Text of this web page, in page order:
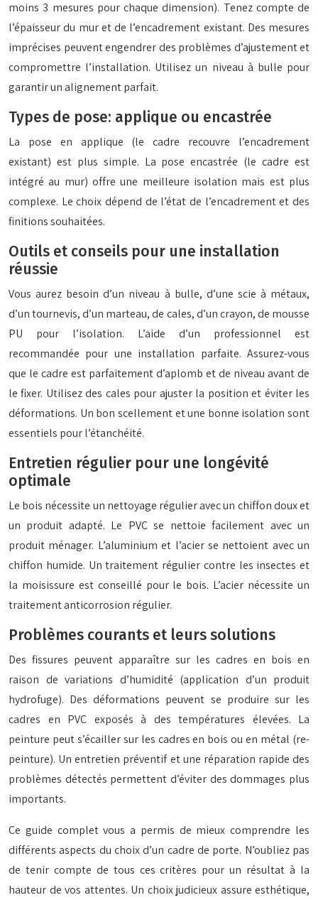
moins 3 mesures pour chaque dimension). Tenez compte de
l’épaisseur du mur et de l’encadrement existant. Des mesures
imprécises peuvent engendrer des problèmes d’ajustement et
compromettre l’installation. Utilisez un niveau à bulle pour
garantir un alignement parfait.
Types de pose: applique ou encastrée
La pose en applique (le cadre recouvre l’encadrement
existant) est plus simple. La pose encastrée (le cadre est
intégré au mur) offre une meilleure isolation mais est plus
complexe. Le choix dépend de l’état de l’encadrement et des
finitions souhaitées.
Outils et conseils pour une installation
réussie
Vous aurez besoin d’un niveau à bulle, d’une scie à métaux,
d’un tournevis, d’un marteau, de cales, d’un crayon, de mousse
PU pour l’isolation. L’aide d’un professionnel est
recommandée pour une installation parfaite. Assurez-vous
que le cadre est parfaitement d’aplomb et de niveau avant de
le fixer. Utilisez des cales pour ajuster la position et éviter les
déformations. Un bon scellement et une bonne isolation sont
essentiels pour l’étanchéité.
Entretien régulier pour une longévité
optimale
Le bois nécessite un nettoyage régulier avec un chiffon doux et
un produit adapté. Le PVC se nettoie facilement avec un
produit ménager. L’aluminium et l’acier se nettoient avec un
chiffon humide. Un traitement régulier contre les insectes et
la moisissure est conseillé pour le bois. L’acier nécessite un
traitement anticorrosion régulier.
Problèmes courants et leurs solutions
Des fissures peuvent apparaître sur les cadres en bois en
raison de variations d’humidité (application d’un produit
hydrofuge). Des déformations peuvent se produire sur les
cadres en PVC exposés à des températures élevées. La
peinture peut s’écailler sur les cadres en bois ou en métal (re-
peinture). Un entretien préventif et une réparation rapide des
problèmes détectés permettent d’éviter des dommages plus
importants.
Ce guide complet vous a permis de mieux comprendre les
différents aspects du choix d’un cadre de porte. N’oubliez pas
de tenir compte de tous ces critères pour un résultat à la
hauteur de vos attentes. Un choix judicieux assure esthétique,